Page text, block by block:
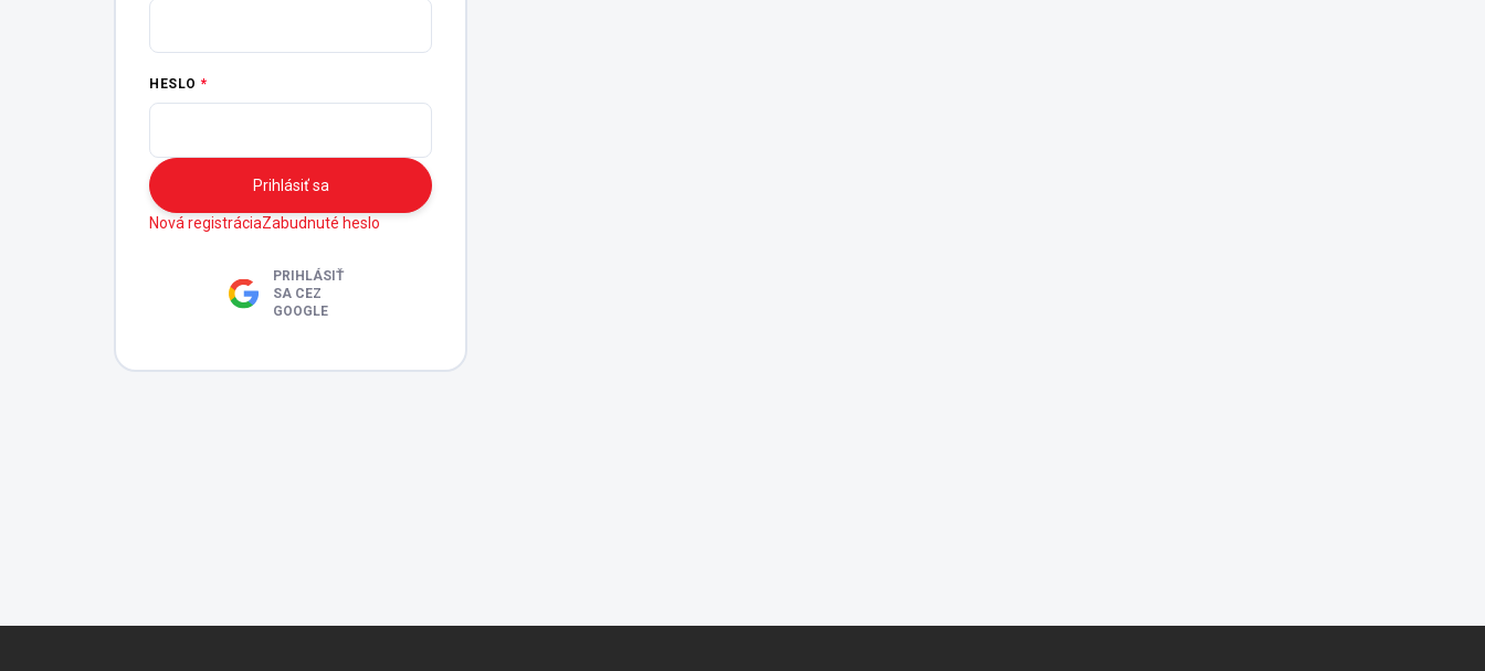
HESLO
Prihlásiť sa
Nová registráciaZabudnuté heslo
PRIHLÁSIŤ
SA CEZ
GOOGLE